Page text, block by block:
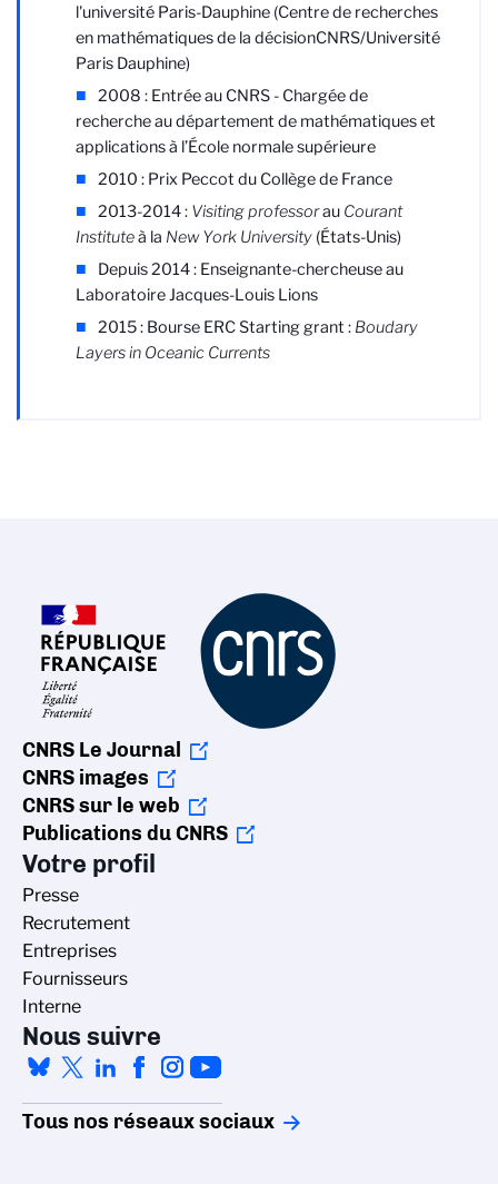
l'université Paris-Dauphine (Centre de recherches
en mathématiques de la décisionCNRS/Université
Paris Dauphine)
2008 : Entrée au CNRS - Chargée de
recherche au département de mathématiques et
applications à l’École normale supérieure
2010 : Prix Peccot du Collège de France
2013-2014 : Visiting professorau Courant
Instituteà la New York University (États-Unis)
Depuis 2014 : Enseignante-chercheuse au
Laboratoire Jacques-Louis Lions
2015 : Bourse ERC Starting grant : Boudary
Layers in Oceanic Currents
CNRS Le Journal
CNRS images
CNRS sur le web
Publications du CNRS
Votre profil
Presse
Recrutement
Entreprises
Fournisseurs
Interne
Nous suivre
Tous nos réseaux sociaux